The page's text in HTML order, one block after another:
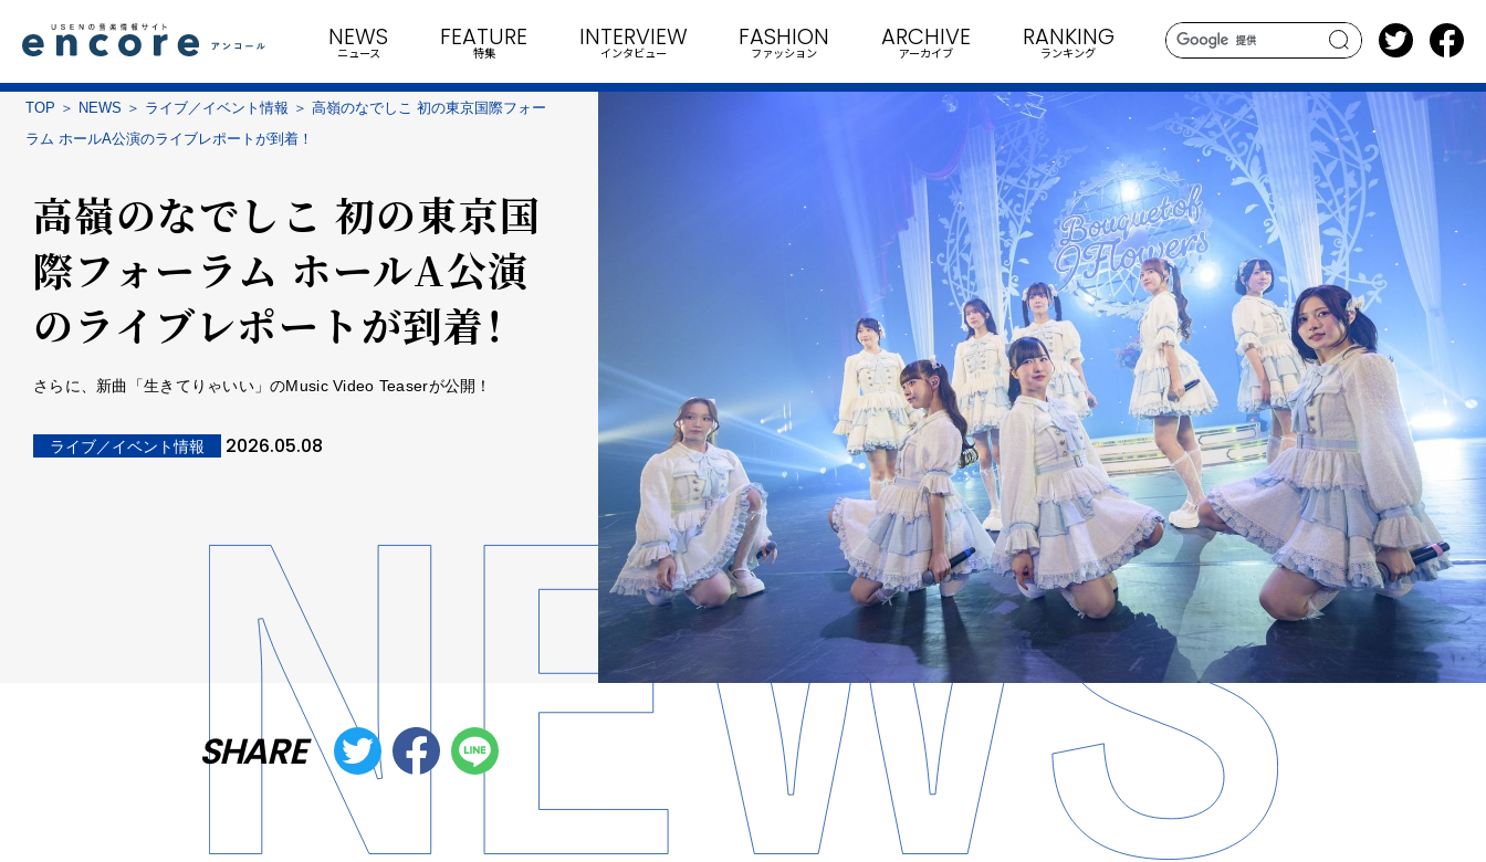
search
NEWS
ニュース
FEATURE
特集
INTERVIEW
インタビュー
FASHION
ファッション
ARCHIVE
アーカイブ
RANKING
ランキング
TOP NEWS ライブ／イベント情報
高嶺のなでしこ 初の東京国際フォー
ラム ホールA公演のライブレポートが到着！
高嶺のなでしこ 初の東京国
際フォーラム ホールA公演
のライブレポートが到着！
さらに、新曲「生きてりゃいい」のMusic Video Teaserが公開！
ライブ／イベント情報 2026.05.08
SHARE